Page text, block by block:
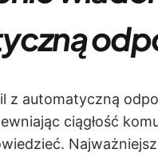
z automatyczną
ciągłość